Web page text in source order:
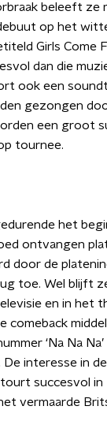
beleeft ze
op het
Girls Come
dan die
ook een
gezongen
een groot
tournee.
het
ontvangen
door de
toe. Wel blijft
en in het
comeback
‘Na Na
interesse in
succesvol in
vermaarde